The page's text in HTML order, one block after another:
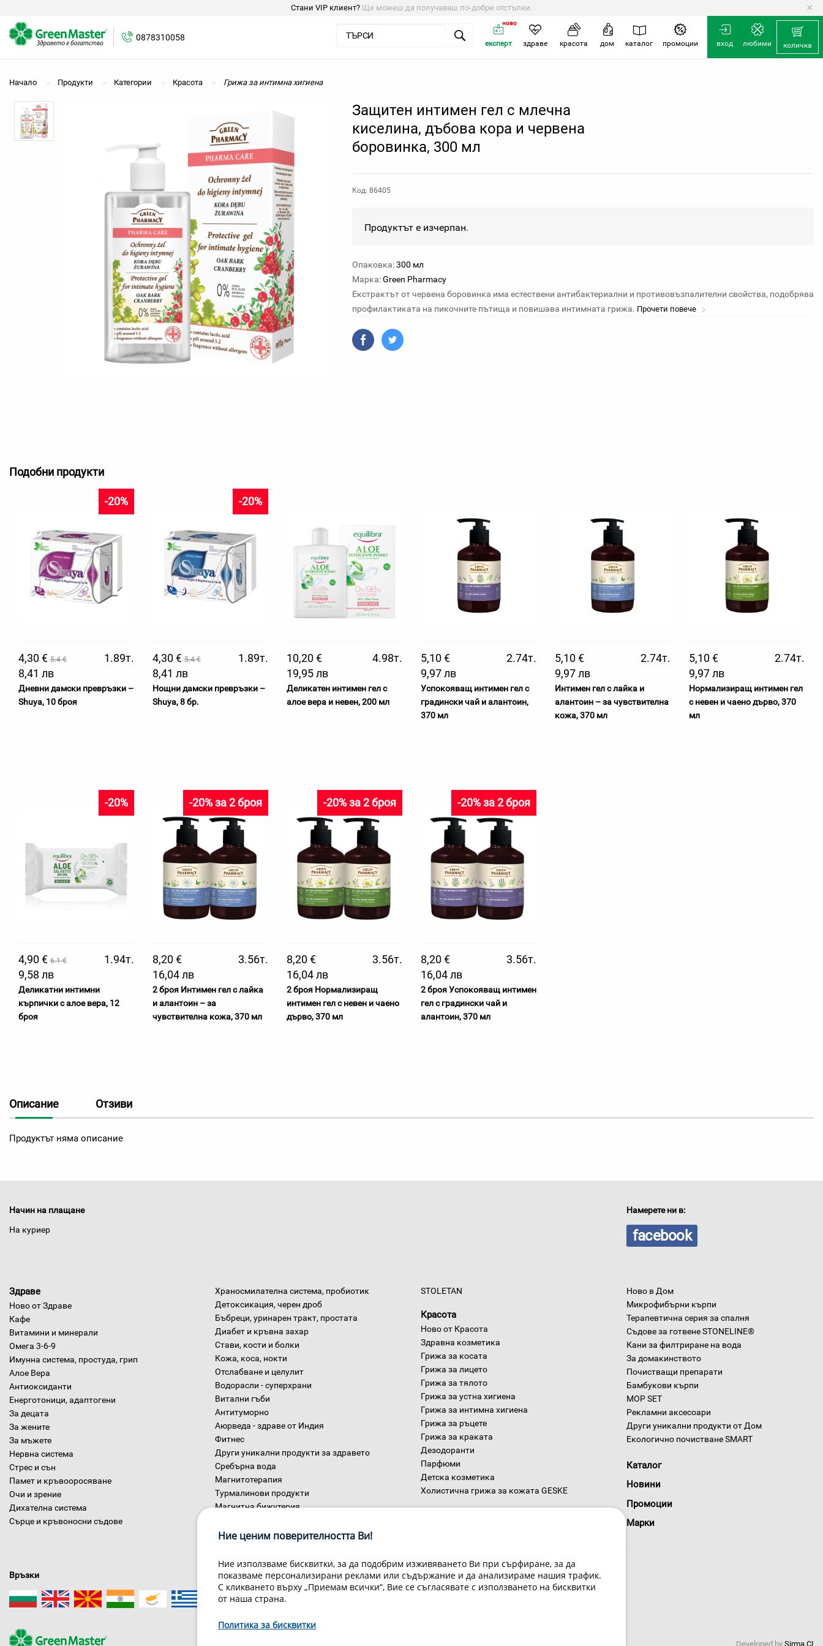
Стани VIP клиент? Ще можеш да получаваш по-добри отстъпки. ×
0878310058
вход любими количка
експерт
ново
здраве красота дом каталог промоции
Начало Продукти Категории Красота Грижа за интимна хигиена
Защитен интимен гел с млечна
киселина, дъбова кора и червена
боровинка, 300 мл
Код: 86405
Продуктът е изчерпан.
Опаковка:300 мл
Марка:Green Pharmacy
Екстрактът от червена боровинка има естествени антибактериални и противовъзпалителни свойства, подобрява
профилактиката на пикочните пътища и повишава интимната грижа. Прочети повече
Подобни продукти
4,30 € 5.4 €
-20%
1.89т.
8,41 лв
Дневни дамски превръзки –
Shuya, 10 броя
4,30 € 5.4 €
-20%
1.89т.
8,41 лв
Нощни дамски превръзки –
Shuya, 8 бр.
10,20 €
4.98т.
19,95 лв
Деликатен интимен гел с
алое вера и невен, 200 мл
5,10 €
2.74т.
9,97 лв
Успокояващ интимен гел с
градински чай и алантоин,
370 мл
5,10 €
2.74т.
9,97 лв
Интимен гел с лайка и
алантоин – за чувствителна
кожа, 370 мл
5,10 €
2.74т.
9,97 лв
Нормализиращ интимен гел
с невен и чаено дърво, 370
мл
4,90 € 6.1 €
-20%
1.94т.
9,58 лв
Деликатни интимни
кърпички с алое вера, 12
броя
-20% за 2 броя
8,20 €
3.56т.
16,04 лв
2 броя Интимен гел с лайка
и алантоин – за
чувствителна кожа, 370 мл
-20% за 2 броя
8,20 €
3.56т.
16,04 лв
2 броя Нормализиращ
интимен гел с невен и чаено
дърво, 370 мл
-20% за 2 броя
8,20 €
3.56т.
16,04 лв
2 броя Успокояващ интимен
гел с градински чай и
алантоин, 370 мл
Описание Отзиви
Продуктът няма описание
Начин на плащане
На куриер
Намерете ни в:
facebook
Здраве
Ново от Здраве
Кафе
Витамини и минерали
Омега 3-6-9
Имунна система, простуда, грип
Алое Вера
Антиоксиданти
Енерготоници, адаптогени
За децата
За жените
За мъжете
Нервна система
Стрес и сън
Памет и кръвооросяване
Очи и зрение
Дихателна система
Сърце и кръвоносни съдове
Храносмилателна система, пробиотик
Детоксикация, черен дроб
Бъбреци, уринарен тракт, простата
Диабет и кръвна захар
Стави, кости и болки
Кожа, коса, нокти
Отслабване и целулит
Водорасли - суперхрани
Витални гъби
Антитуморно
Аюрведа - здраве от Индия
Фитнес
Други уникални продукти за здравето
Сребърна вода
Магнитотерапия
Турмалинови продукти
Магнитна бижутерия
STOLETAN
Красота
Ново от Красота
Здравна козметика
Грижа за косата
Грижа за лицето
Грижа за тялото
Грижа за устна хигиена
Грижа за интимна хигиена
Грижа за ръцете
Грижа за краката
Дезодоранти
Парфюми
Детска козметика
Холистична грижа за кожата GESKE
Ново в Дом
Микрофибърни кърпи
Терапевтична серия за спалня
Съдове за готвене STONELINE®
Кани за филтриране на вода
За домакинството
Почистващи препарати
Бамбукови кърпи
MOP SET
Рекламни аксесоари
Други уникални продукти от Дом
Екологично почистване SMART
Каталог
Новини
Промоции
Марки
Връзки
Developed by Sirma CI
Ние ценим поверителността Ви!
Ние използваме бисквитки, за да подобрим изживяването Ви при сърфиране, за да
показваме персонализирани реклами или съдържание и да анализираме нашия трафик.
С кликването върху „Приемам всички“, Вие се съгласявате с използването на бисквитки
от наша страна.
Политика за бисквитки